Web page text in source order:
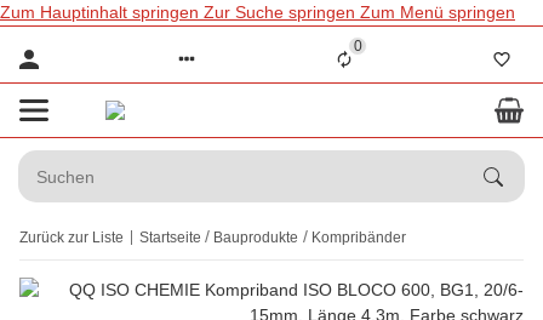
Zum Hauptinhalt springen Zur Suche springen Zum Menü springen
0
Zurück zur Liste Startseite Bauprodukte Kompribänder